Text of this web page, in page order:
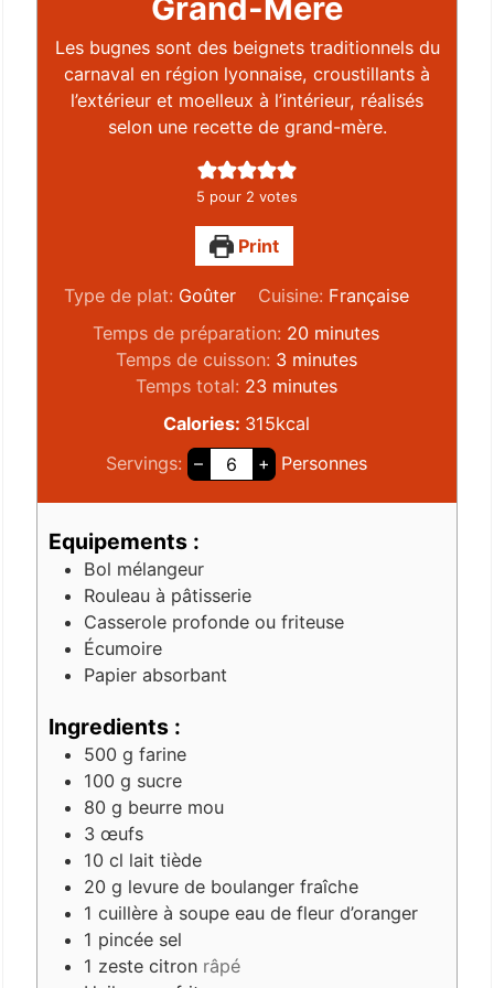
Grand-Mère
Les bugnes sont des beignets traditionnels du
carnaval en région lyonnaise, croustillants à
l’extérieur et moelleux à l’intérieur, réalisés
selon une recette de grand-mère.
5 pour 2 votes
Print
Type de plat: Goûter Cuisine: Française
Temps de préparation: 20 minutes
Temps de cuisson: 3 minutes
Temps total: 23 minutes
Calories: 315kcal
Servings: – + Personnes
Equipements :
Bol mélangeur
Rouleau à pâtisserie
Casserole profonde ou friteuse
Écumoire
Papier absorbant
Ingredients :
500 g farine
100 g sucre
80 g beurre mou
3 œufs
10 cl lait tiède
20 g levure de boulanger fraîche
1 cuillère à soupe eau de fleur d’oranger
1 pincée sel
1 zeste citron râpé